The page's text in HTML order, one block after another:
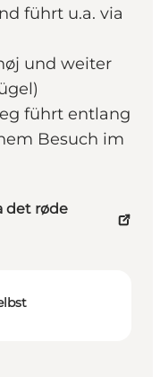
führt u.a. via
und weiter
führt entlang
Besuch im
det røde